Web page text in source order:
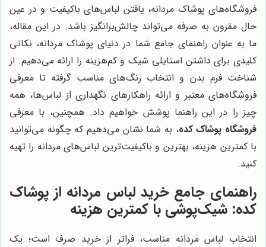
فروشگاه‌های پوشاک مردانه، یافتن لباس‌های باکیفیت و در عین
حال مقرون به صرفه می‌تواند چالش‌برانگیز باشد. در این مقاله،
ما به عنوان راهنمای جامع شما در دنیای پوشاک مردانه، نکاتی
کلیدی برای داشتن استایلی شیک و کم‌هزینه را ارائه می‌دهیم. از
شناخت فرم بدن و انتخاب رنگ‌های مناسب گرفته تا معرفی
فروشگاه‌های معتبر و ارائه راهکارهای نگهداری از لباس‌ها، همه
چیز را در این راهنما پوشش خواهیم داد. همچنین، با معرفی
فروشگاه پوشاک کده، به شما نشان می‌دهیم که چگونه می‌توانید
با کمترین هزینه، بهترین و باکیفیت‌ترین لباس‌های مردانه را تهیه
کنید.
راهنمای جامع خرید لباس مردانه از پوشاک
کده: شیک‌پوشی با کمترین هزینه
انتخاب لباس مردانه مناسب، فراتر از خرید صرف است؛ یک